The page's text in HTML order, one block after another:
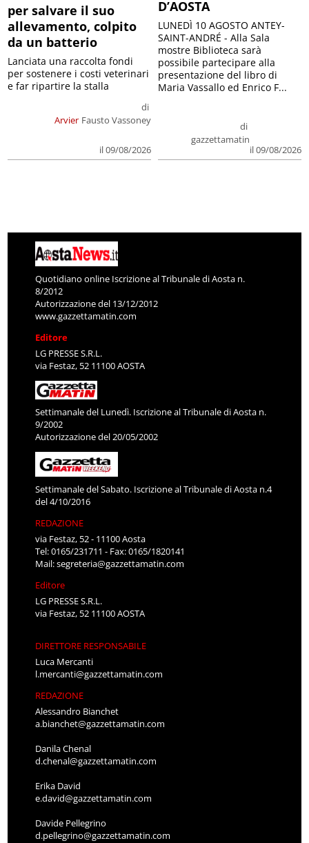
per salvare il suo
allevamento, colpito
da un batterio
Arvier
di
Fausto Vassoney
il 09/08/2026
Lanciata una raccolta fondi
per sostenere i costi veterinari
e far ripartire la stalla
D’AOSTA
di
gazzettamatin
il 09/08/2026
LUNEDÌ 10 AGOSTO ANTEY-
SAINT-ANDRÉ - Alla Sala
mostre Biblioteca sarà
possibile partecipare alla
presentazione del libro di
Maria Vassallo ed Enrico F...
Quotidiano online Iscrizione al Tribunale di Aosta n.
8/2012
Autorizzazione del 13/12/2012
www.gazzettamatin.com
Editore
LG PRESSE S.R.L.
via Festaz, 52 11100 AOSTA
Settimanale del Lunedì. Iscrizione al Tribunale di Aosta n.
9/2002
Autorizzazione del 20/05/2002
Settimanale del Sabato. Iscrizione al Tribunale di Aosta n.4
del 4/10/2016
REDAZIONE
via Festaz, 52 - 11100 Aosta
Tel: 0165/231711 - Fax: 0165/1820141
Mail:segreteria@gazzettamatin.com
Editore
LG PRESSE S.R.L.
via Festaz, 52 11100 AOSTA
DIRETTORE RESPONSABILE
Luca Mercanti
l.mercanti@gazzettamatin.com
REDAZIONE
Alessandro Bianchet
a.bianchet@gazzettamatin.com
Danila Chenal
d.chenal@gazzettamatin.com
Erika David
e.david@gazzettamatin.com
Davide Pellegrino
d.pellegrino@gazzettamatin.com